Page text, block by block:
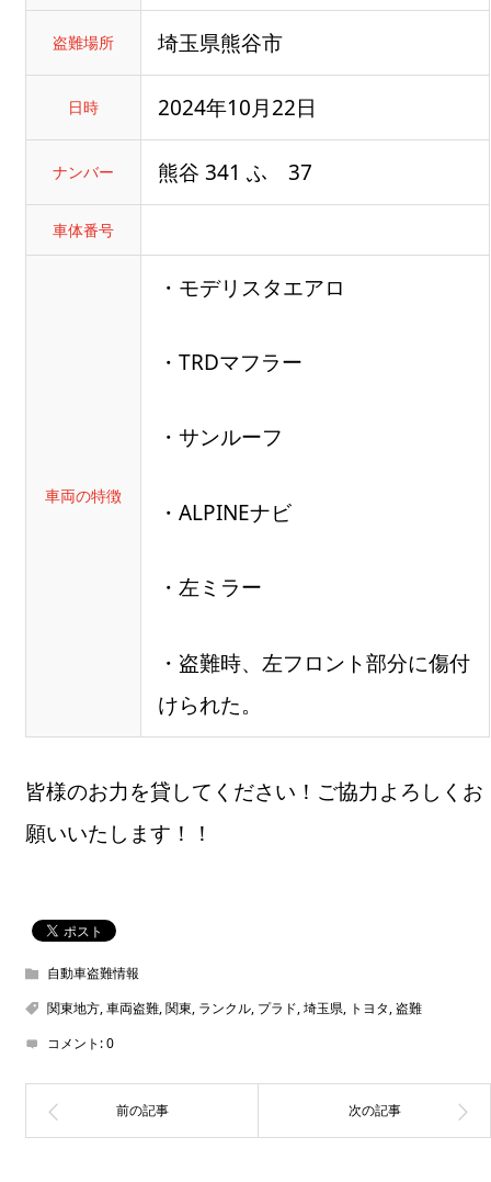
盗難場所 埼玉県熊谷市
日時 2024年10月22日
ナンバー 熊谷 341 ふ 37
車体番号
車両の特徴
・モデリスタエアロ
・TRDマフラー
・サンルーフ
・ALPINEナビ
・左ミラー
・盗難時、左フロント部分に傷付
けられた。
皆様のお力を貸してください！ご協力よろしくお
願いいたします！！
自動車盗難情報
関東地方,車両盗難,関東, ランクル, プラド,埼玉県, トヨタ,盗難
コメント:0